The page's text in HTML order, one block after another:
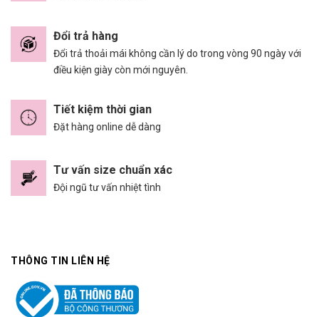
Đổi trả hàng
Đổi trả thoải mái không cần lý do trong vòng 90 ngày với
điều kiện giày còn mới nguyên.
Tiết kiệm thời gian
Đặt hàng online dễ dàng
Tư vấn size chuẩn xác
Đội ngũ tư vấn nhiệt tình
THÔNG TIN LIÊN HỆ